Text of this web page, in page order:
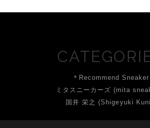
＊Recommend Sneaker
ミタスニーカーズ (mita
国井 栄之 (Shigeyuki